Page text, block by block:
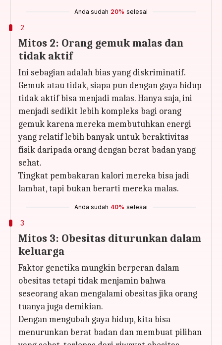
Anda sudah 20% selesai
2
Mitos 2: Orang gemuk malas dan
tidak aktif
Ini sebagian adalah bias yang diskriminatif.
Gemuk atau tidak, siapa pun dengan gaya hidup
tidak aktif bisa menjadi malas. Hanya saja, ini
menjadi sedikit lebih kompleks bagi orang
gemuk karena mereka membutuhkan energi
yang relatif lebih banyak untuk beraktivitas
fisik daripada orang dengan berat badan yang
sehat.
Tingkat pembakaran kalori mereka bisa jadi
lambat, tapi bukan berarti mereka malas.
Anda sudah 40% selesai
3
Mitos 3: Obesitas diturunkan dalam
keluarga
Faktor genetika mungkin berperan dalam
obesitas tetapi tidak menjamin bahwa
seseorang akan mengalami obesitas jika orang
tuanya juga demikian.
Dengan mengubah gaya hidup, kita bisa
menurunkan berat badan dan membuat pilihan